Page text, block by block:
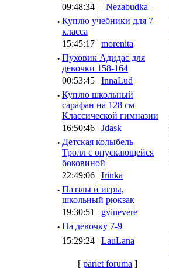
09:48:34 |
_Nezabudka_
· Куплю учебники для 7
класса
15:45:17 | morenita
· Пуховик Адидас для
девочки 158-164
00:53:45 | InnaLud
· Куплю школьный
сарафан на 128 см
Классической гимназии
16:50:46 | Jdask
· Детская колыбель
Тролл с опускающейся
боковиной
22:49:06 | Irinka
· Паззлы и игры,
школьный рюкзак
19:30:51 | gvinevere
· Hа девочку 7-9
15:29:24 | LauLana
[ pāriet forumā ]